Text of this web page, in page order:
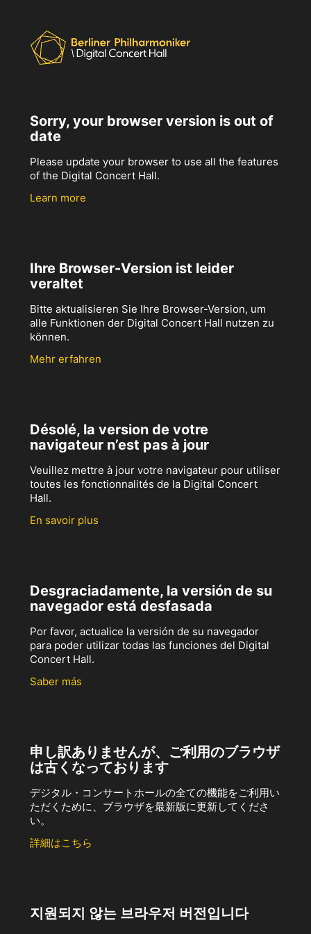
Sorry, your browser version is out of
date
Please update your browser to use all the features
of the Digital Concert Hall.
Learn more
Ihre Browser-Version ist leider
veraltet
Bitte aktualisieren Sie Ihre Browser-Version, um
alle Funktionen der Digital Concert Hall nutzen zu
können.
Mehr erfahren
Désolé, la version de votre
navigateur n’est pas à jour
Veuillez mettre à jour votre navigateur pour utiliser
toutes les fonctionnalités de la Digital Concert
Hall.
En savoir plus
Desgraciadamente, la versión de su
navegador está desfasada
Por favor, actualice la versión de su navegador
para poder utilizar todas las funciones del Digital
Concert Hall.
Saber más
申し訳ありませんが、ご利用のブラウザ
は古くなっております
デジタル・コンサートホールの全ての機能をご利用い
ただくために、ブラウザを最新版に更新してくださ
い。
詳細はこちら
지원되지 않는 브라우저 버전입니다